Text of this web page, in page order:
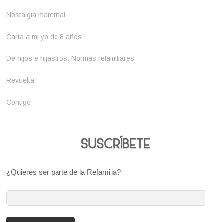
Nostalgia maternal
Carta a mi yo de 8 años
De hijos e hijastros. Normas refamiliares
Revuelta
Contigo
¿Quieres ser parte de la Refamilia?